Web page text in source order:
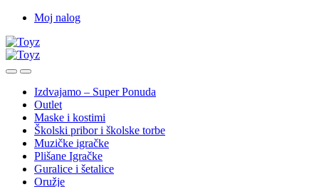
Skip
navigation
Skip
content
Moj nalog
Izdvajamo – Super Ponuda
Outlet
Maske i kostimi
Školski pribor i školske torbe
Muzičke igračke
Plišane Igračke
Guralice i šetalice
Oružje